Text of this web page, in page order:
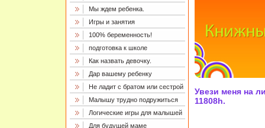
Мы ждем ребенка.
Игры и занятия
100% беременность!
подготовка к школе
Как назвать девочку.
Дар вашему ребенку
Не ладит с братом или сестрой
Малышу трудно подружиться
Логические игры для малышей
Для будущей маме
Увези меня на
11808h.